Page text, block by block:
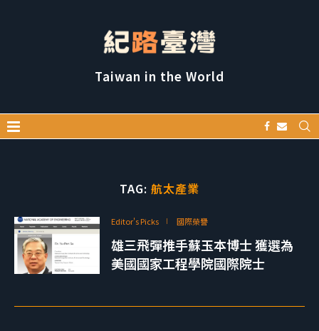
Taiwan in the World
TAG: 航太產業
Editor's Picks 國際榮譽
雄三飛彈推手蘇玉本博士 獲選為
美國國家工程學院國際院士